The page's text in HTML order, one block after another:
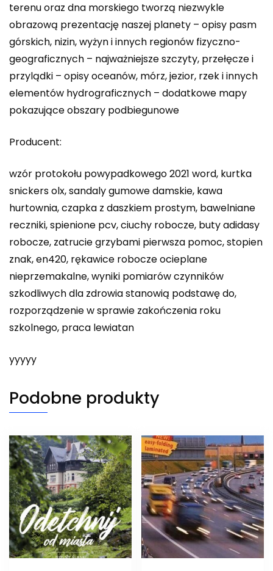
terenu oraz dna morskiego tworzą niezwykle
obrazową prezentację naszej planety – opisy pasm
górskich, nizin, wyżyn i innych regionów fizyczno-
geograficznych – najważniejsze szczyty, przełęcze i
przylądki – opisy oceanów, mórz, jezior, rzek i innych
elementów hydrograficznych – dodatkowe mapy
pokazujące obszary podbiegunowe
Producent:
wzór protokołu powypadkowego 2021 word, kurtka
snickers olx, sandaly gumowe damskie, kawa
hurtownia, czapka z daszkiem prostym, bawelniane
reczniki, spienione pcv, ciuchy robocze, buty adidasy
robocze, zatrucie grzybami pierwsza pomoc, stopien
znak, en420, rękawice robocze ocieplane
nieprzemakalne, wyniki pomiarów czynników
szkodliwych dla zdrowia stanowią podstawę do,
rozporządzenie w sprawie zakończenia roku
szkolnego, praca lewiatan
yyyyy
Podobne produkty